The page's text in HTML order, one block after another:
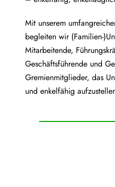
Mit unserem
begleiten wir (Familien-
Mitarbeitende,
Geschäftsführende und
Gremienmitglieder, das
und enkelfähig